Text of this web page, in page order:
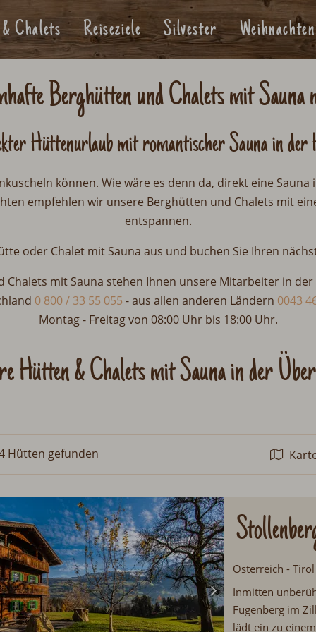
Chalets Reiseziele Silvester Weihnachten
Berghütten und Chalets mit Sauna
Hüttenurlaub mit romantischer Sauna in der
können. Wie wäre es denn da, direkt eine
empfehlen wir unsere Berghütten und Chalets mit
entspannen.
oder Chalet mit Sauna aus und buchen Sie Ihren
Chalets mit Sauna stehen Ihnen unsere Mitarbeiter in
0 800 / 33 55 055 -aus allen anderen Ländern 0043
Montag- Freitag von 08:00 Uhr bis 18:00 Uhr.
Hütten & Chalets mit Sauna in der
Hütten gefunden
Österreich -
Inmitten
Fügenberg im
lädt ein zu